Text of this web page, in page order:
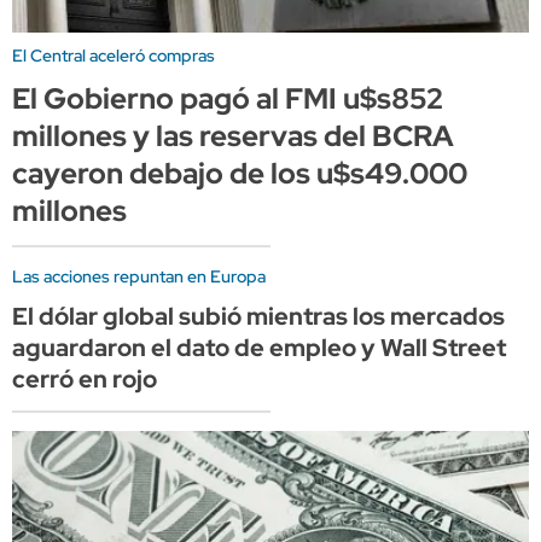
El Central aceleró compras
El Gobierno pagó al FMI u$s852
millones y las reservas del BCRA
cayeron debajo de los u$s49.000
millones
Las acciones repuntan en Europa
El dólar global subió mientras los mercados
aguardaron el dato de empleo y Wall Street
cerró en rojo